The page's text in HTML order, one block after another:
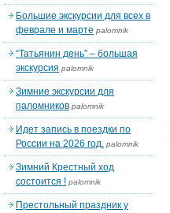
Большие экскурсии для всех в
феврале и марте palomnik
“Татьянин день” – большая
экскурсия palomnik
Зимние экскурсии для
паломников palomnik
Идет запись в поездки по
России на 2026 год. palomnik
Зимний Крестный ход
состоится ! palomnik
Престольный праздник у